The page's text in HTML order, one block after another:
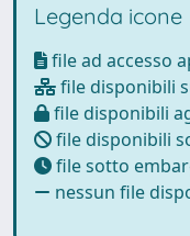
Legenda icone
file ad accesso
file disponibili
file disponibili
file disponibili
file sotto
nessun file